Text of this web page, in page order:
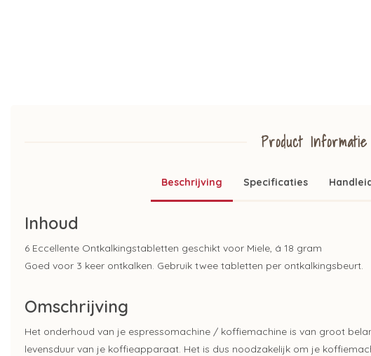
Product Informatie
Beschrijving Specificaties
Inhoud
6 Eccellente Ontkalkingstabletten geschikt voor Miele, á 18 gram
Goed voor 3 keer ontkalken. Gebruik twee tabletten per ontkalkingsbeurt.
Omschrijving
Het onderhoud van je espressomachine / koffiemachine is van groot
levensduur van je koffieapparaat. Het is dus noodzakelijk om je